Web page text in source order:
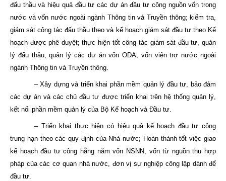
đấu thầu và hiệu quả đầu tư các dự án đầu tư công nguồn vốn trong
nước và vốn nước ngoài ngành Thông tin và Truyền thông; kiểm tra,
giám sát công tác đấu thầu theo và kế hoạch giám sát đầu tư theo Kế
hoạch được phê duyệt; thực hiện tốt công tác giám sát đầu tư, quản
lý đấu thầu, quản lý các dự án vốn ODA, vốn viện trợ nước ngoài
ngành Thông tin và Truyền thông.
– Xây dựng và triển khai phần mềm quản lý đầu tư, bảo đảm
các dự án và các chủ đầu tư được triển khai trên hệ thống quản lý,
kết nối phần mềm quản lý của Bộ Kế hoạch và Đầu tư.
– Triển khai thực hiện có hiệu quả kế hoạch đầu tư công
trung hạn theo các quy định của Nhà nước; Hoàn thành tốt việc giao
kế hoạch đầu tư công hằng năm vốn NSNN, vốn từ nguồn thu hợp
pháp của các cơ quan nhà nước, đơn vị sự nghiệp công lập dành để
đầu tư.